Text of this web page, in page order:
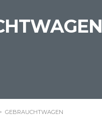
GEBRAUCHTWAGEN